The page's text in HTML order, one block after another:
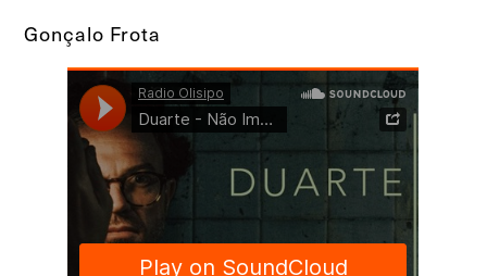
Gonçalo Frota